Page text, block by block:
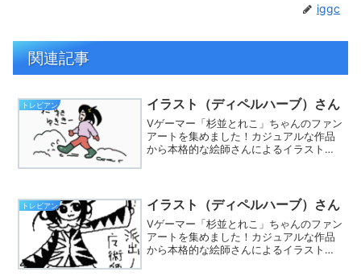
iggc
関連記事
トレビアン イラスト（ディペルハーブ）さん
Vゲーマー「杉並とれこ」ちゃんのファン
アートを集めました！カジュアルな作品
から本格的な絵師さんによるイラストま
トレビアン イラスト（ディペルハーブ）さん
Vゲーマー「杉並とれこ」ちゃんのファン
アートを集めました！カジュアルな作品
から本格的な絵師さんによるイラストま